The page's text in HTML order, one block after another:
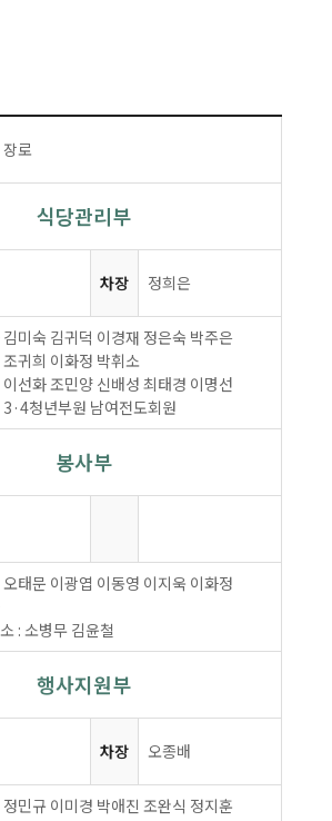
로
식당관리부
차장 정희은
미숙 김귀덕 이경재 정은숙 박주은
귀희 이화정 박휘소
선화 조민양 신배성 최태경 이명선
3·4청년부원 남여전도회원
봉사부
태문 이광엽 이동영 이지욱 이화정
: 소병무 김윤철
행사지원부
차장 오종배
민규 이미경 박애진 조완식 정지훈